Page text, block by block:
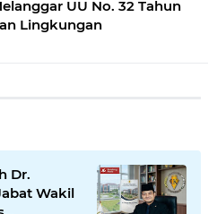
UU No. 32 Tahun
Lingkungan
Dr.
Wakil